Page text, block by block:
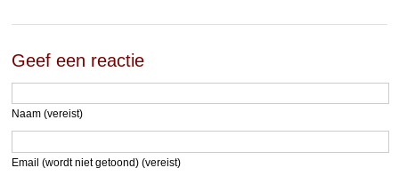
Geef een reactie
Naam (vereist)
Email (wordt niet getoond) (vereist)